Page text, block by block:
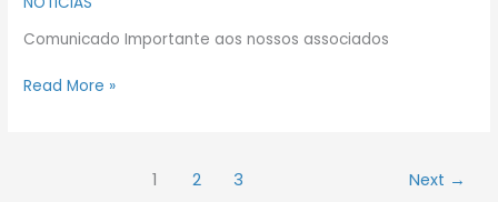
Comunicado Importante aos nossos associados
Read More »
1 2 3 Next →